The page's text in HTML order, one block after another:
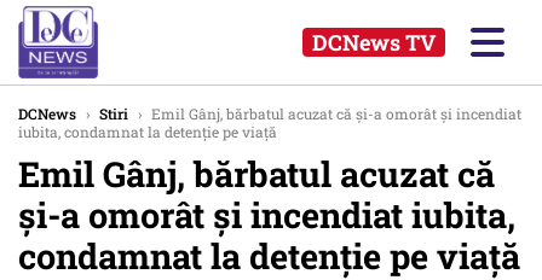
DCNews TV
DCNews › Stiri › Emil Gânj, bărbatul acuzat că și-a omorât și incendiat
iubita, condamnat la detenţie pe viaţă
Emil Gânj, bărbatul acuzat că
și-a omorât și incendiat iubita,
condamnat la detenţie pe viaţă